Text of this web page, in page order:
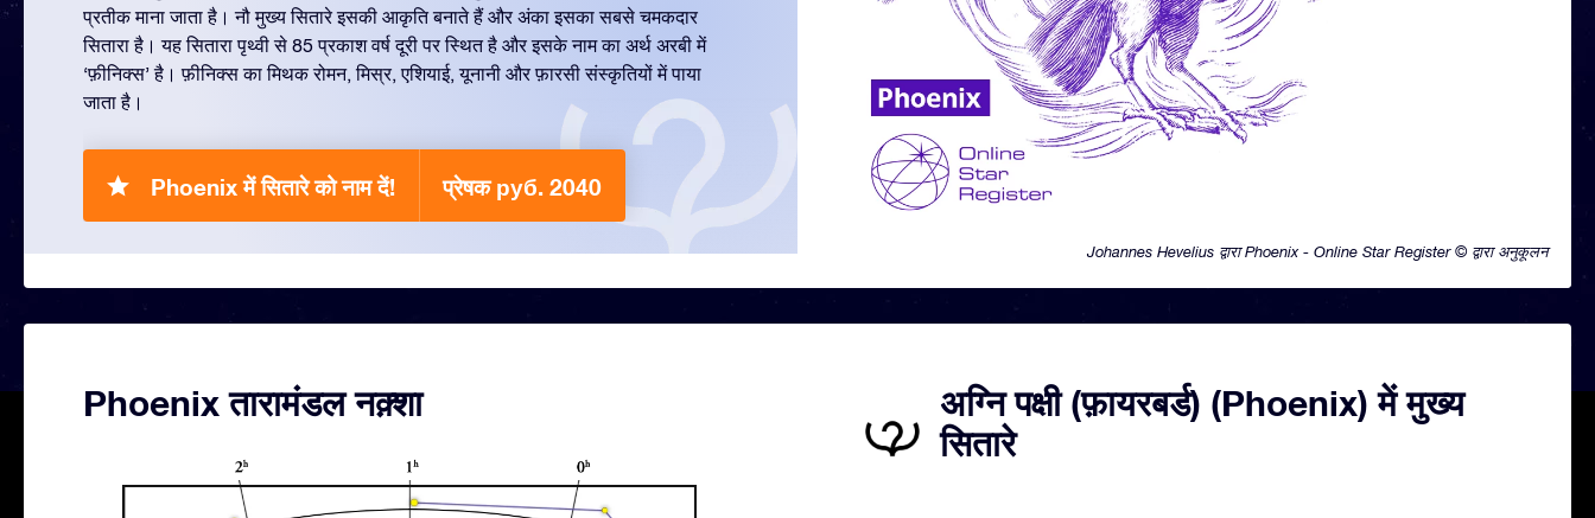
Johannes Hevelius द्वारा Phoenix - Online Star Register © द्वारा अनुकूलन
प्रतीक माना जाता है। नौ मुख्य सितारे इसकी आकृति बनाते हैं और अंका इसका सबसे चमकदार
सितारा है। यह सितारा पृथ्वी से 85 प्रकाश वर्ष दूरी पर स्थित है और इसके नाम का अर्थ अरबी में
‘फ़ीनिक्स’ है। फ़ीनिक्स का मिथक रोमन, मिस्र, एशियाई, यूनानी और फ़ारसी संस्कृतियों में पाया
जाता है।
Phoenix में सितारे को नाम दें! प्रेषक руб. 2040
Phoenix तारामंडल नक़्शा
अग्नि पक्षी (फ़ायरबर्ड) (Phoenix) में मुख्य
सितारे